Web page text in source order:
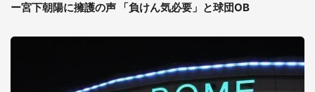
ー宮下朝陽に擁護の声 「負けん気必要」と球団OB